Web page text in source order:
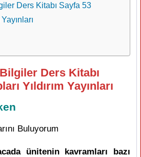
Ders Kitabı Sayfa 53
Ders Kitabı
Yıldırım Yayınları
Buluyorum
ünitenin kavramları bazı